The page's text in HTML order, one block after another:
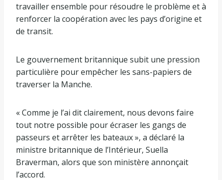
travailler ensemble pour résoudre le problème et à
renforcer la coopération avec les pays d’origine et
de transit.
Le gouvernement britannique subit une pression
particulière pour empêcher les sans-papiers de
traverser la Manche.
« Comme je l’ai dit clairement, nous devons faire
tout notre possible pour écraser les gangs de
passeurs et arrêter les bateaux », a déclaré la
ministre britannique de l’Intérieur, Suella
Braverman, alors que son ministère annonçait
l’accord.